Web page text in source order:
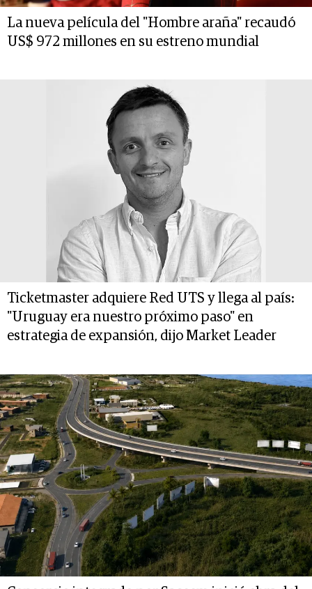
La nueva película del "Hombre araña" recaudó
US$ 972 millones en su estreno mundial
Ticketmaster adquiere Red UTS y llega al país:
"Uruguay era nuestro próximo paso" en
estrategia de expansión, dijo Market Leader